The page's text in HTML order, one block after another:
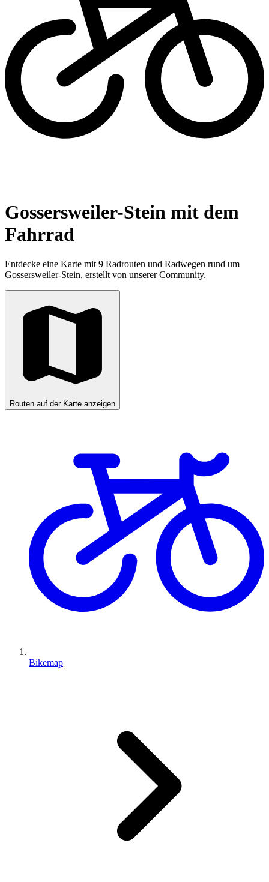
Gossersweiler-Stein mit dem
Fahrrad
Entdecke eine Karte mit 9 Radrouten und Radwegen rund um
Gossersweiler-Stein, erstellt von unserer Community.
Routen auf der Karte anzeigen
Bikemap